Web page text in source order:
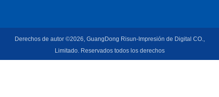
Limitado. Reservados todos los derechos